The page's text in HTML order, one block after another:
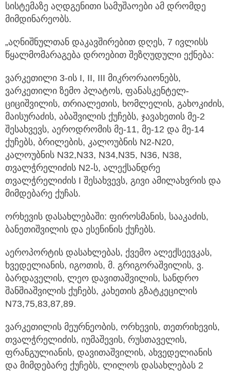
სისტემაზე აღდგენითი სამუშაოები ამ დრომდე
მიმდინარეობს.
„აღნიშნულთან დაკავშირებით დღეს, 7 ივლისს
წყალმომარაგება დროებით შეზღუდული ექნება:
ვარკეთილი 3-ის I, II, III მიკრორაიონებს,
ვარკეთილი ზემო პლატოს, ფანასკენტელ-
ციციშვილის, თრიალეთის, ხომლელის, გახოკიძის,
მაისურაძის, აბაშვილის ქუჩებს, ჯავახეთის მე-2
შესახვევს, აეროდრომის მე-11, მე-12 და მე-14
ქუჩებს, ბრილების, კალოუბნის N2-N20,
კალოუბნის N32,N33, N34,N35, N36, N38,
თვალჭრელიძის N2-ს, ალექსანდრე
თვალჭრელიძის I შესახვევს, გივი ამილახვრის და
მიმდებარე ქუჩას.
ორხევის დასახლებაში: ფიროსმანის, სააკაძის,
ბანეთიშვილის და ესენინის ქუჩებს.
აეროპორტის დასახლებას, ქვემო ალექსეევკას,
ხვედელიანის, იგოთის, მ. გრიგორაშვილის, ვ.
ბარდაველის, ლეო დავითაშვილის, სანდრო
შანშიაშვილის ქუჩებს, კახეთის გზატკეცილის
N73,75,83,87,89.
ვარკეთილის მეურნეობის, ორხევის, თეთრიხევის,
თვალჭრელიძის, იუმაშევის, რუსთაველის,
ფრანგულიანის, დავითაშვილის, ახვედელიანის
და მიმდებარე ქუჩებს, ლილოს დასახლებას 2